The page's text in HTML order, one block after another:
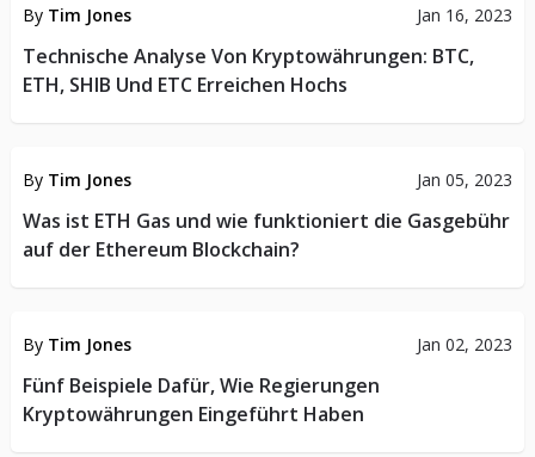
By Tim Jones Jan 16, 2023
Technische Analyse Von Kryptowährungen: BTC,
ETH, SHIB Und ETC Erreichen Hochs
KRYPTO-NACHRICHTEN
By Tim Jones Jan 05, 2023
Was ist ETH Gas und wie funktioniert die Gasgebühr
auf der Ethereum Blockchain?
KRYPTO-NACHRICHTEN
By Tim Jones Jan 02, 2023
Fünf Beispiele Dafür, Wie Regierungen
Kryptowährungen Eingeführt Haben